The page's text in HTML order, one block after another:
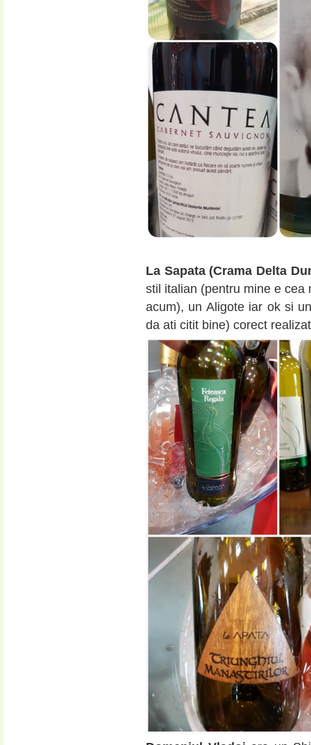
La Sapata (Crama Delta
stil italian (pentru mine e
acum), un Aligote iar ok si
da ati citit bine) corect